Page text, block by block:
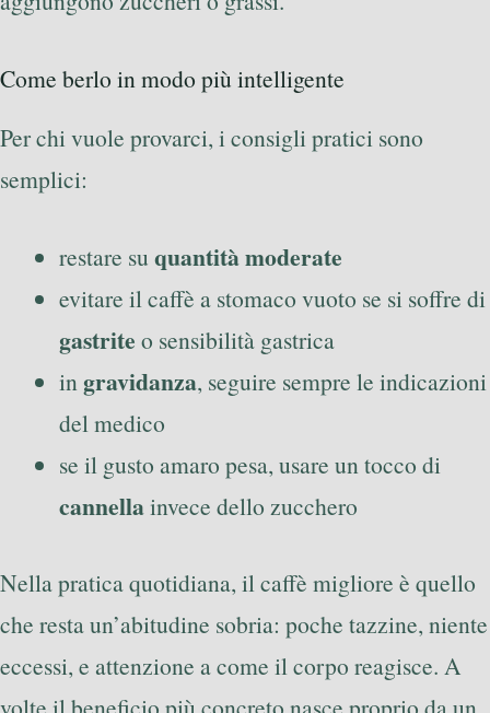
Come berlo in modo più intelligente
Per chi vuole provarci, i consigli pratici sono
semplici:
restare su quantità moderate
evitare il caffè a stomaco vuoto se si soffre di
gastrite o sensibilità gastrica
in gravidanza, seguire sempre le indicazioni
del medico
se il gusto amaro pesa, usare un tocco di
cannellainvece dello zucchero
Nella pratica quotidiana, il caffè migliore è quello
che resta un’abitudine sobria: poche tazzine, niente
eccessi, e attenzione a come il corpo reagisce. A